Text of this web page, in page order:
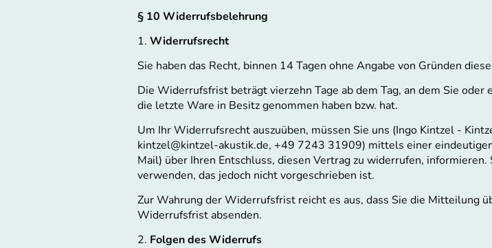
§ 10 Widerrufsbelehrung
1. Widerrufsrecht
Sie haben das Recht, binnen 14 Tagen ohne Angabe von Gründen
Die Widerrufsfrist beträgt vierzehn Tage ab dem Tag, an dem Sie
die letzte Ware in Besitz genommen haben bzw. hat.
Um Ihr Widerrufsrecht auszuüben, müssen Sie uns (Ingo Kintzel -
kintzel@kintzel-akustik.de, +49 7243 31909) mittels einer
Mail) über Ihren Entschluss, diesen Vertrag zu widerrufen,
verwenden, das jedoch nicht vorgeschrieben ist.
Zur Wahrung der Widerrufsfrist reicht es aus, dass Sie die Mitteilung
Widerrufsfrist absenden.
2. Folgen des Widerrufs